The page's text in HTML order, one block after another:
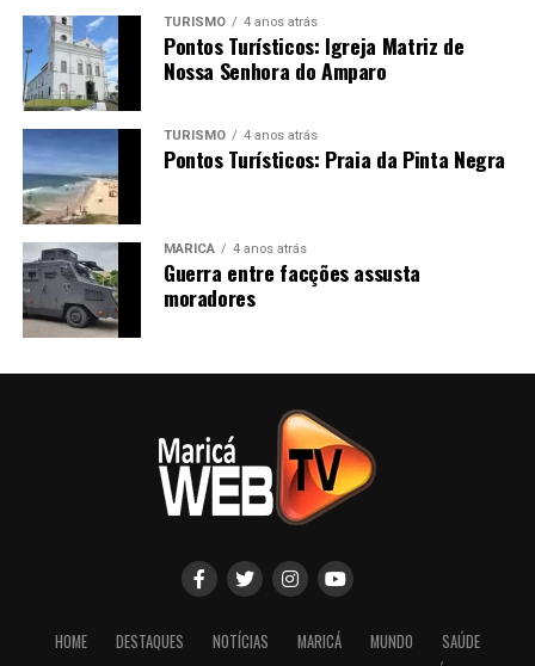
TURISMO 4 anos atrás
Pontos Turísticos: Igreja Matriz de
Nossa Senhora do Amparo
TURISMO 4 anos atrás
Pontos Turísticos: Praia da Pinta Negra
MARICÁ 4 anos atrás
Guerra entre facções assusta
moradores
HOME DESTAQUES NOTÍCIAS MARICÁ MUNDO
SAÚDE